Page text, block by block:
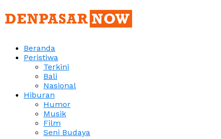
Beranda
Peristiwa
Terkini
Bali
Nasional
Hiburan
Humor
Musik
Film
Seni Budaya